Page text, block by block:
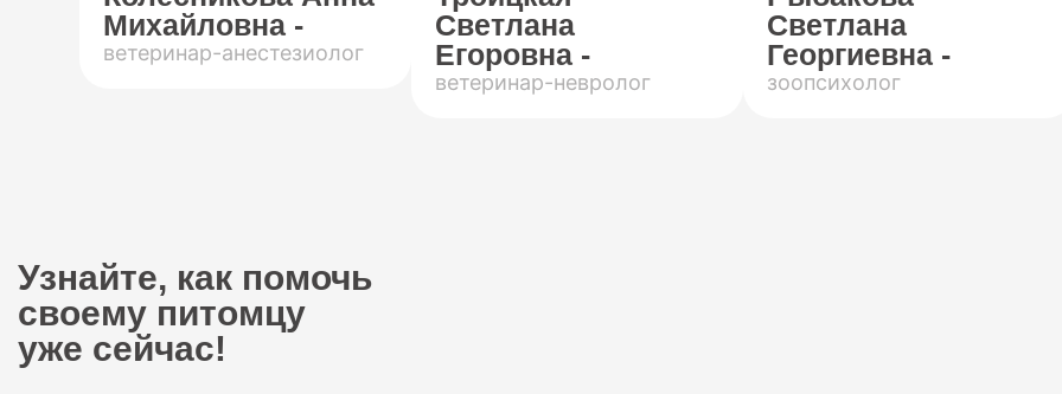
Михайловна -
ветеринар-анестезиолог
Светлана
Егоровна -
ветеринар-невролог
Светлана
Георгиевна -
зоопсихолог
Узнайте, как помочь
своему питомцу
уже сейчас!